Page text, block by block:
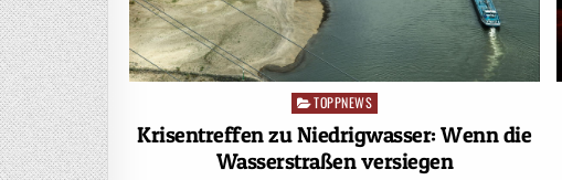
Posted
in
TOPPNEWS
Krisentreffen zu Niedrigwasser: Wenn die
Wasserstraßen versiegen